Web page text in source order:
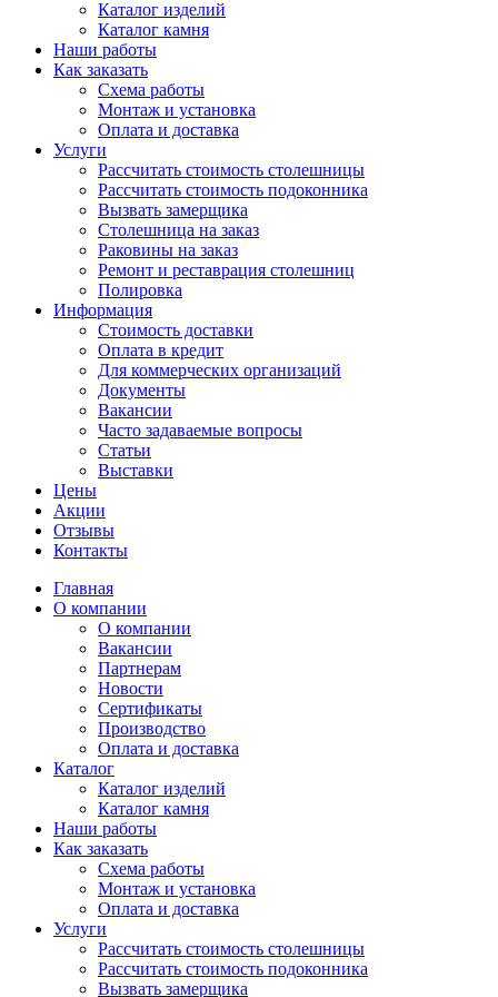
Каталог изделий
Каталог камня
Наши работы
Как заказать
Схема работы
Монтаж и установка
Оплата и доставка
Услуги
Рассчитать стоимость столешницы
Рассчитать стоимость подоконника
Вызвать замерщика
Столешница на заказ
Раковины на заказ
Ремонт и реставрация столешниц
Полировка
Информация
Стоимость доставки
Оплата в кредит
Для коммерческих организаций
Документы
Вакансии
Часто задаваемые вопросы
Статьи
Выставки
Цены
Акции
Отзывы
Контакты
Главная
О компании
О компании
Вакансии
Партнерам
Новости
Сертификаты
Производство
Оплата и доставка
Каталог
Каталог изделий
Каталог камня
Наши работы
Как заказать
Схема работы
Монтаж и установка
Оплата и доставка
Услуги
Рассчитать стоимость столешницы
Рассчитать стоимость подоконника
Вызвать замерщика